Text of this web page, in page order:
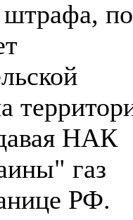
НАК
газ
РФ.